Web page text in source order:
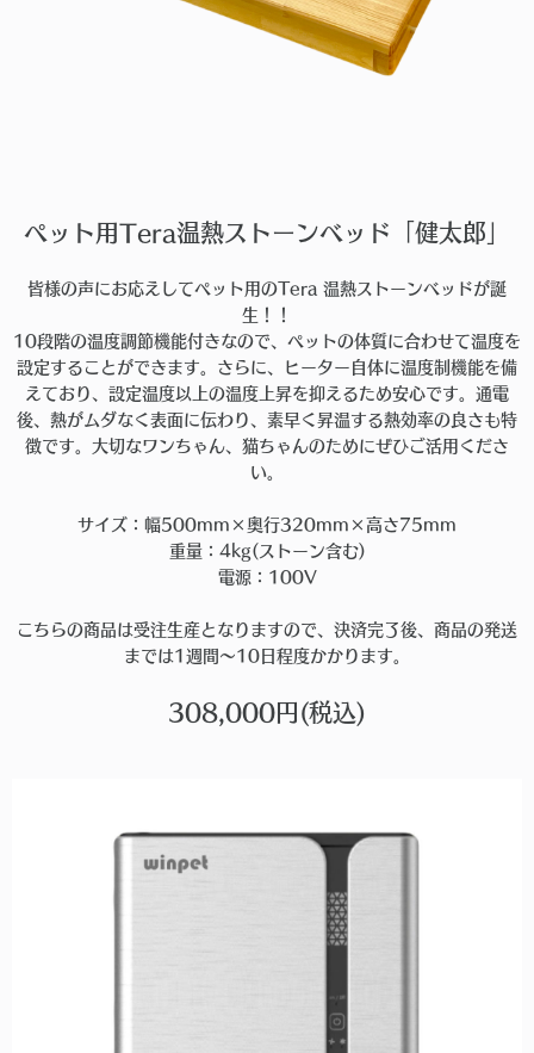
ペット用Tera温熱ストーンベッド「健太郎」
皆様の声にお応えしてペット用のTera 温熱ストーンベッドが誕
生！！
10段階の温度調節機能付きなので、ペットの体質に合わせて温度を
設定することができます。さらに、ヒーター自体に温度制機能を備
えており、設定温度以上の温度上昇を抑えるため安心です。通電
後、熱がムダなく表面に伝わり、素早く昇温する熱効率の良さも特
徴です。大切なワンちゃん、猫ちゃんのためにぜひご活用くださ
い。
サイズ：幅500mm×奥行320mm×高さ75mm
重量：4kg(ストーン含む)
電源：100V
こちらの商品は受注生産となりますので、決済完了後、商品の発送
までは1週間〜10日程度かかります。
308,000円(税込)